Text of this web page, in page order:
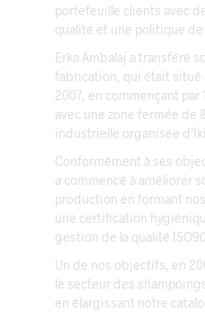
portefeuille clients avec
qualité et une politique de
Erka Ambalaj a transféré
fabrication, qui était situé
2007, en commençant
avec une zone fermée de
industrielle organisée
Conformément à ses
a commencé à améliorer
production en formant
une certification
gestion de la qualité
Un de nos objectifs, en
le secteur des
en élargissant notre